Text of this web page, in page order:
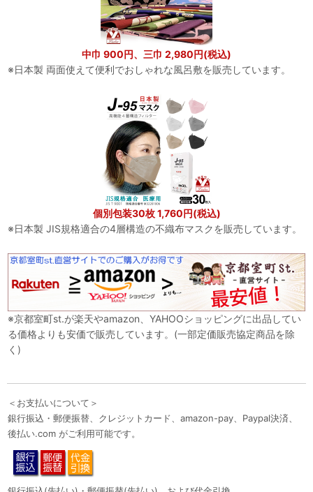
中巾 900円、三巾 2,980円(税込)
※日本製 両面使えて便利でおしゃれな風呂敷を販売しています。
個別包装30枚 1,760円(税込)
※日本製 JIS規格適合の4層構造の不織布マスクを販売しています。
※京都室町st.が楽天やamazon、YAHOOショッピングに出品してい
る価格よりも安価で販売しています。(一部定価販売協定商品を除
く)
＜お支払いについて＞
銀行振込・郵便振替、クレジットカード、amazon-pay、Paypal決済、
後払い.com がご利用可能です。